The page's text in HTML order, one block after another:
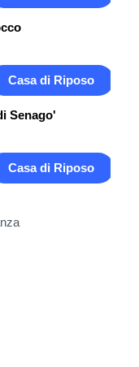
Casa di Riposo
Senago'
Casa di Riposo